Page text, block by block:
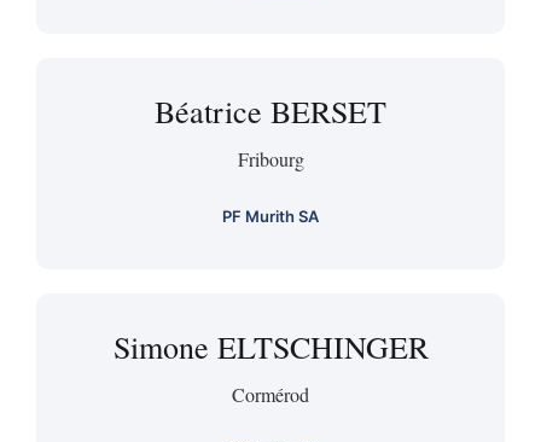
Béatrice BERSET
Fribourg
PF Murith SA
Simone ELTSCHINGER
Cormérod